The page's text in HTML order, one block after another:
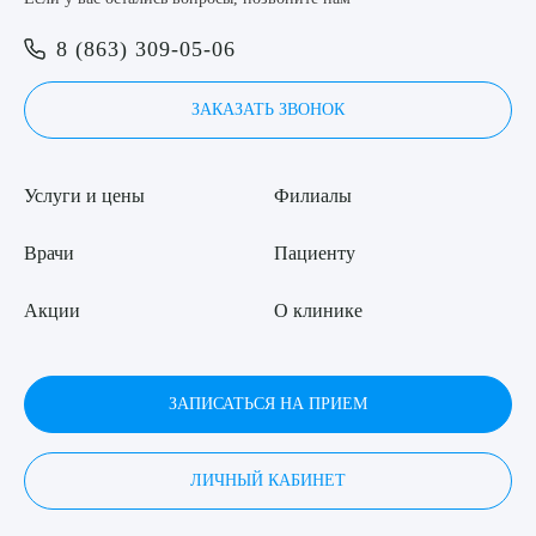
8 (863) 309-05-06
ЗАКАЗАТЬ ЗВОНОК
Услуги и цены
Врачи
Акции
Филиалы
Пациенту
О клинике
ЗАПИСАТЬСЯ НА ПРИЕМ
ЛИЧНЫЙ КАБИНЕТ